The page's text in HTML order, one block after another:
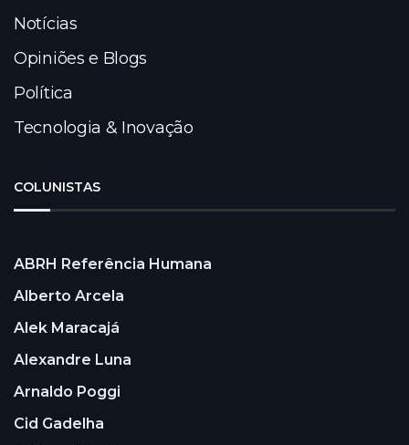
Notícias
Opiniões e Blogs
Política
Tecnologia & Inovação
COLUNISTAS
ABRH Referência Humana
Alberto Arcela
Alek Maracajá
Alexandre Luna
Arnaldo Poggi
Cid Gadelha